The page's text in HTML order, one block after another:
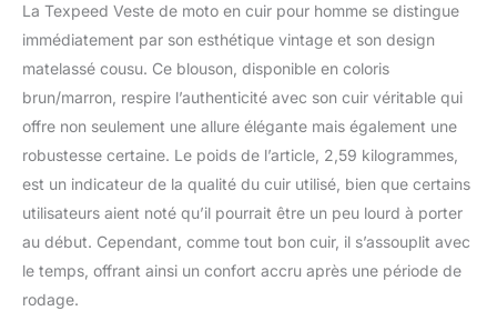
entièrement amovible.
Gilet intérieur détachable
avec fermeture Éclair
élastique au niveau des
aisselles pour plus de
flexibilité. Fermeture
Éclair pour raccorder
avec le pantalon (des
deux côtés) Poches
intérieures pour plus de
capacité de rangement.
La Texpeed Veste de moto en cuir pour homme se distingue
immédiatement par son esthétique vintage et son design
matelassé cousu. Ce blouson, disponible en coloris
brun/marron, respire l’authenticité avec son cuir véritable qui
offre non seulement une allure élégante mais également une
robustesse certaine. Le poids de l’article, 2,59 kilogrammes,
est un indicateur de la qualité du cuir utilisé, bien que certains
utilisateurs aient noté qu’il pourrait être un peu lourd à porter
au début. Cependant, comme tout bon cuir, il s’assouplit avec
le temps, offrant ainsi un confort accru après une période de
rodage.